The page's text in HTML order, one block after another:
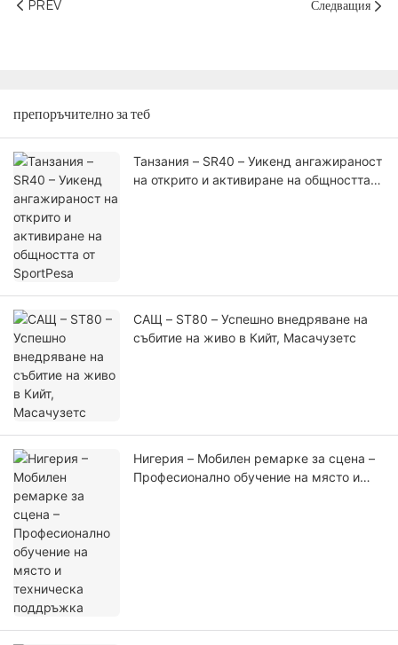
PREV Следващия
препоръчително за теб
Танзания – SR40 – Уикенд ангажираност
на открито и активиране на общността
САЩ – ST80 – Успешно внедряване на
събитие на живо в Кийт, Масачузетс
Нигерия – Мобилен ремарке за сцена –
Професионално обучение на място и